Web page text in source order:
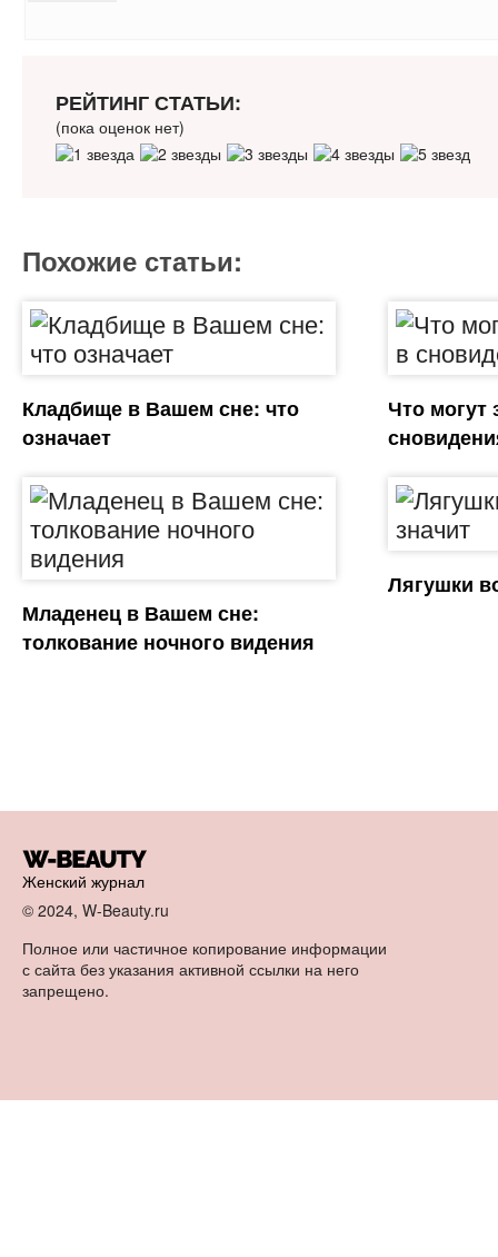
РЕЙТИНГ СТАТЬИ:
(пока оценок нет)
Похожие статьи:
Кладбище в Вашем сне: что
означает
Что могут
Младенец в Вашем сне:
толкование ночного видения
Лягушки
Женский журнал
© 2024, W-Beauty.ru
Полное или частичное копирование информации
с сайта без указания активной ссылки на него
запрещено.